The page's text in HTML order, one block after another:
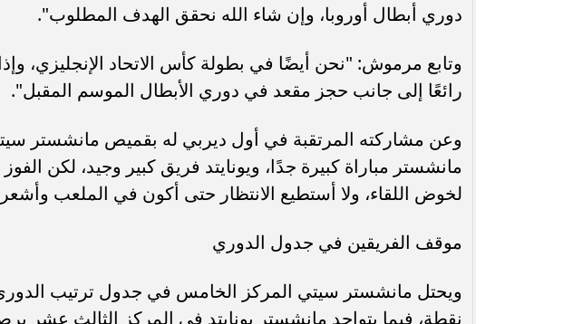
دوري أبطال أوروبا، وإن شاء الله نحقق الهدف المطلوب".
وتابع مرموش: "نحن أيضًا في بطولة كأس الاتحاد الإنجليزي،
رائعًا إلى جانب حجز مقعد في دوري الأبطال الموسم المقبل".
وعن مشاركته المرتقبة في أول ديربي له بقميص مانشستر
مانشستر مباراة كبيرة جدًا، ويونايتد فريق كبير وجيد، لكن
لخوض اللقاء، ولا أستطيع الانتظار حتى أكون في الملعب وأشعر
موقف الفريقين في جدول الدوري